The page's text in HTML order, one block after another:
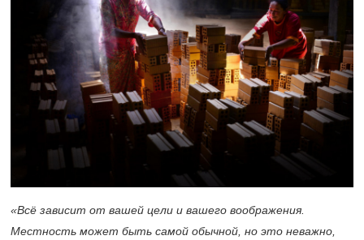
«Всё зависит от вашей цели и вашего воображения.
Местность может быть самой обычной, но это неважно,